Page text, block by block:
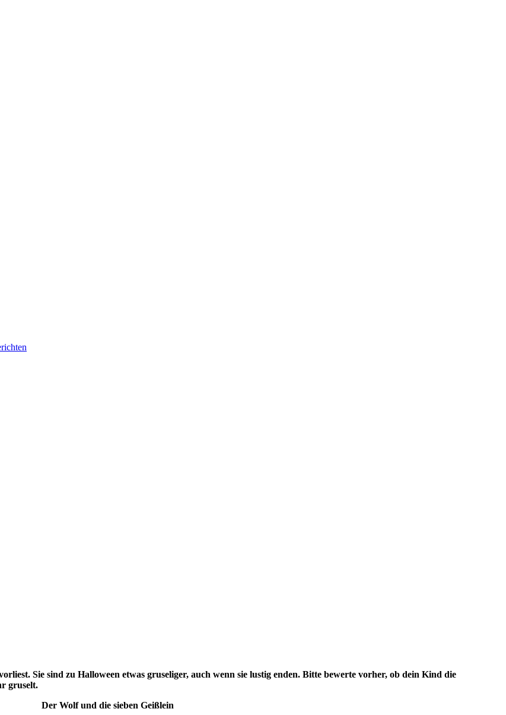
Sie sind zu Halloween etwas gruseliger, auch wenn sie lustig enden. Bitte bewerte vorher, ob dein Kind die
gruselt.
Der Wolf und die sieben Geißlein